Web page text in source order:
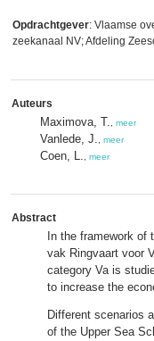
Opdrachtgever: Vlaamse
zeekanaal NV; Afdeling
Auteurs
Maximova, T. meer
Vanlede, J. meer
Coen, L. meer
Abstract
In the framework of
vak Ringvaart voor
category Va is
to increase the
Different scenarios
of the Upper Sea